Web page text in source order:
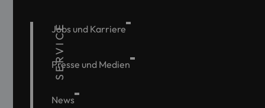
SERVICE
Jobs und Karriere
Presse und Medien
News